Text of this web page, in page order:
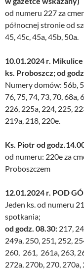
od numeru 227 za
północnej stronie od
45, 45c, 45a, 45b, 50a.
10.01.2024 r. Mikulice
ks. Proboszcz; od
Numery domów: 56b,
76, 75, 74, 73, 70, 68a,
226, 225a, 224, 225,
219a, 218, 220e.
Ks. Piotr od
od numeru: 220e za
Proboszczem
12.01.2024 r. POD
Jeden ks. od numeru
spotkania;
od godz. 08.30: 217,
249a, 250, 251, 252,
260, 261, 261a, 263,
272a, 270b, 270, 270a,